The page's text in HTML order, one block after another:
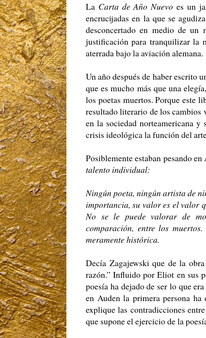
La Carta de Año Nuevo es un
encrucijadas en la que se
desconcertado en medio de
justificación para tranquilizar la
aterrada bajo la aviación alemana.
Un año después de haber escrito
que es mucho más que una
los poetas muertos. Porque este
resultado literario de los cambios
en la sociedad norteamericana y
crisis ideológica la función del
Posiblemente estaban pesando
talento individual:
Ningún poeta, ningún artista de
importancia, su valor es el valor
No se le puede valorar de
comparación, entre los
meramente histórica.
Decía Zagajewski que de la
razón.” Influido por Eliot en sus
poesía ha dejado de ser lo que
en Auden la primera persona
explique las contradicciones
que supone el ejercicio de la